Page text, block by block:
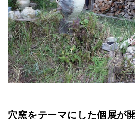
穴窯をテーマにした個展が